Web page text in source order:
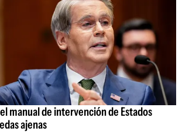
manual de intervención de Estados
ajenas